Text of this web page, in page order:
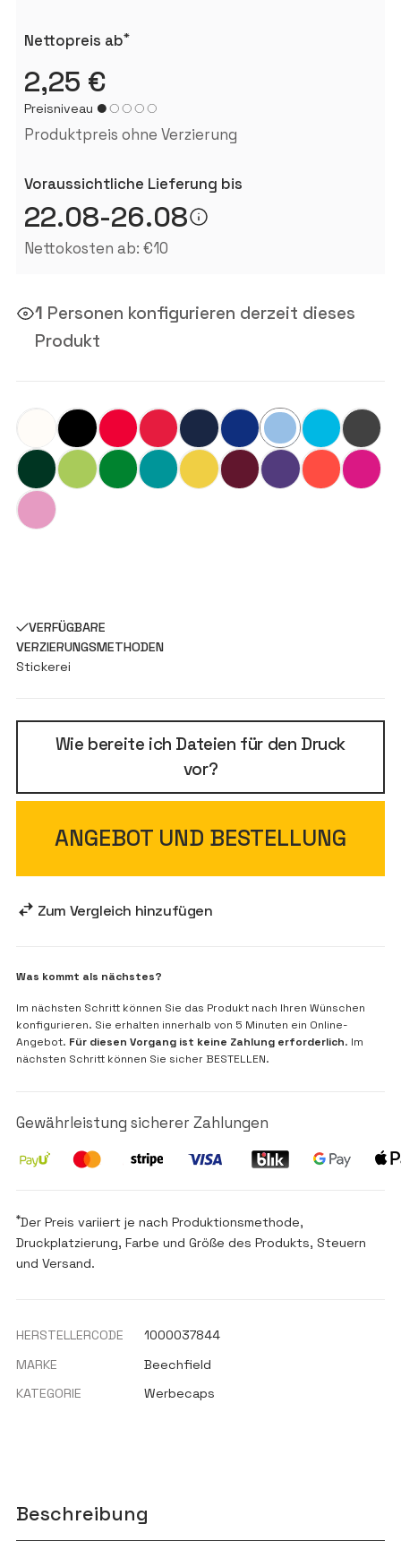
Nettopreis ab*
2,25 €
Preisniveau
Produktpreis ohne Verzierung
Voraussichtliche Lieferung bis
22.08-26.08
Nettokosten ab: €10
1 Personen konfigurieren derzeit dieses
Produkt
VERFÜGBARE
VERZIERUNGSMETHODEN
Stickerei
Wie bereite ich Dateien für den Druck
vor?
ANGEBOT UND BESTELLUNG
Zum Vergleich hinzufügen
Was kommt als nächstes?
Im nächsten Schritt können Sie das Produkt nach Ihren Wünschen
konfigurieren. Sie erhalten innerhalb von 5 Minuten ein Online-
Angebot. Für diesen Vorgang ist keine Zahlung erforderlich. Im
nächsten Schritt können Sie sicher BESTELLEN.
Gewährleistung sicherer Zahlungen
*Der Preis variiert je nach Produktionsmethode,
Druckplatzierung, Farbe und Größe des Produkts, Steuern
und Versand.
HERSTELLERCODE
1000037844
MARKE
Beechfield
KATEGORIE
Werbecaps
Beschreibung